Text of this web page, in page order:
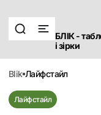
БЛІК -
і зірки
blik лайфстайл
Лайфстайл